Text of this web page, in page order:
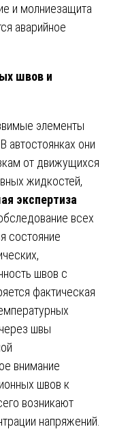
и молниезащита
аварийное
швов и
элементы
автостоянках они
от движущихся
жидкостей,
экспертиза
всех
состояние
швов с
фактическая
швы
внимание
швов к
возникают
напряжений.